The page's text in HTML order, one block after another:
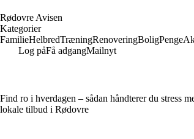
Rødovre Avisen
Kategorier
FamilieHelbredTræningRenoveringBoligPenge
Log påFå adgangMailnyt
Find ro i hverdagen – sådan håndterer du stress
lokale tilbud i Rødovre